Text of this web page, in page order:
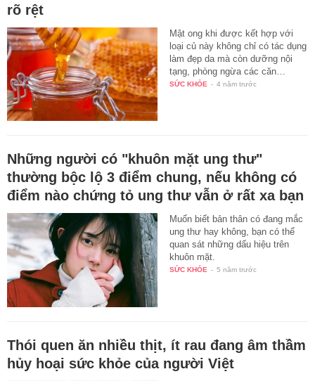
rõ rệt
Mật ong khi được kết hợp với
loại củ này không chỉ có tác dụng
làm đẹp da mà còn dưỡng nội
tạng, phòng ngừa các căn…
SỨC KHỎE - 4 năm trước
Những người có "khuôn mặt ung thư"
thường bộc lộ 3 điểm chung, nếu không có
điểm nào chứng tỏ ung thư vẫn ở rất xa bạn
Muốn biết bản thân có đang mắc
ung thư hay không, bạn có thể
quan sát những dấu hiệu trên
khuôn mặt.
SỨC KHỎE - 5 năm trước
Thói quen ăn nhiều thịt, ít rau đang âm thầm
hủy hoại sức khỏe của người Việt